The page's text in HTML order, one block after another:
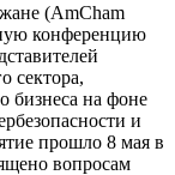
(AmCham
конференцию
сектора,
бизнеса на фоне
и
прошло 8 мая в
вопросам